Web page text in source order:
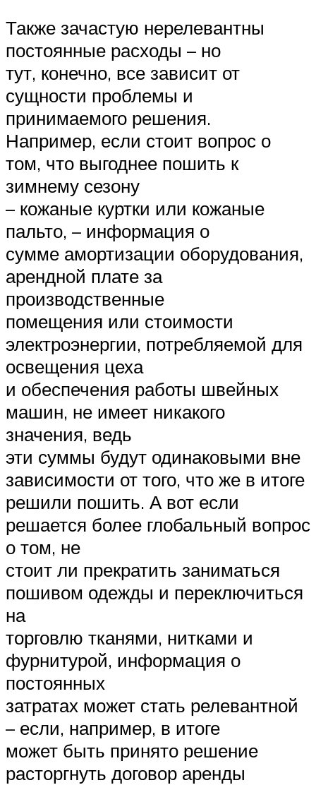
Также зачастую нерелевантны
постоянные расходы – но
тут, конечно, все зависит от
сущности проблемы и
принимаемого решения.
Например, если стоит вопрос о
том, что выгоднее пошить к
зимнему сезону
– кожаные куртки или кожаные
пальто, – информация о
сумме амортизации оборудования,
арендной плате за
производственные
помещения или стоимости
электроэнергии, потребляемой для
освещения цеха
и обеспечения работы швейных
машин, не имеет никакого
значения, ведь
эти суммы будут одинаковыми вне
зависимости от того, что же в итоге
решили пошить. А вот если
решается более глобальный вопрос
о том, не
стоит ли прекратить заниматься
пошивом одежды и переключиться
на
торговлю тканями, нитками и
фурнитурой, информация о
постоянных
затратах может стать релевантной
– если, например, в итоге
может быть принято решение
расторгнуть договор аренды